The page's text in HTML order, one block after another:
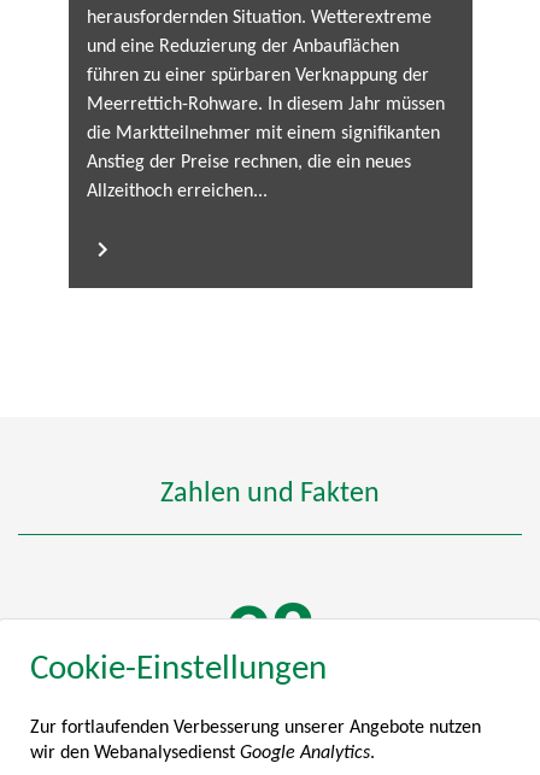
Cookie-Einstellungen
Zur fortlaufenden Verbesserung unserer Angebote nutzen
wir den Webanalysedienst Google Analytics.
herausfordernden Situation. Wetterextreme
und eine Reduzierung der Anbauflächen
führen zu einer spürbaren Verknappung der
Meerrettich-Rohware. In diesem Jahr müssen
die Marktteilnehmer mit einem signifikanten
Anstieg der Preise rechnen, die ein neues
Allzeithoch erreichen...
Zahlen und Fakten
112
MITGLIEDSUNTERNEHMEN